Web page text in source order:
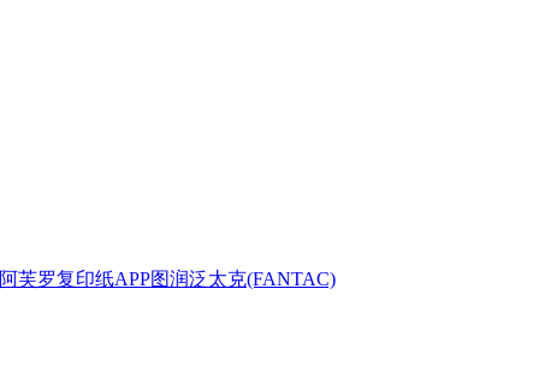
阿芙罗复印纸APP图润泛太克(FANTAC)